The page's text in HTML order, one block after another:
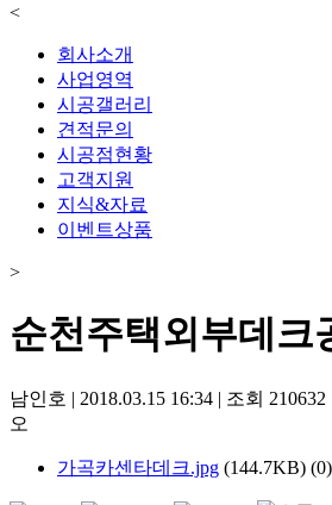
<
회사소개
사업영역
시공갤러리
견적문의
시공점현황
고객지원
지식&자료
이벤트상품
>
순천주택외부데크
남인호 | 2018.03.15 16:34 | 조회 210632
오
가곡카센타데크.jpg (144.7KB) (0)